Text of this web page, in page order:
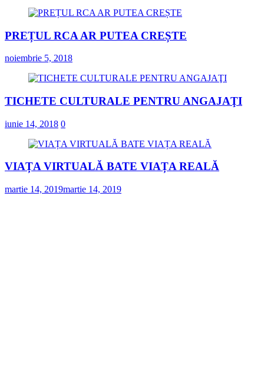
PREȚUL RCA AR PUTEA CREȘTE
noiembrie 5, 2018
TICHETE CULTURALE PENTRU ANGAJAŢI
iunie 14, 2018 0
VIAȚA VIRTUALĂ BATE VIAȚA REALĂ
martie 14, 2019martie 14, 2019